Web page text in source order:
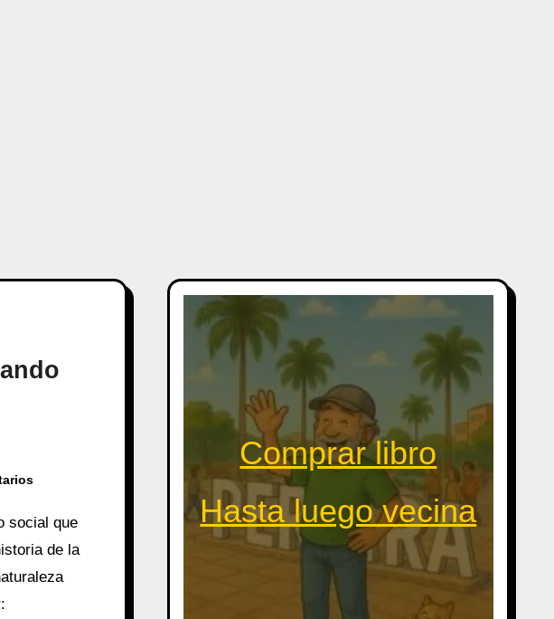
social que
de la
Comprar libro
Hasta luego vecina